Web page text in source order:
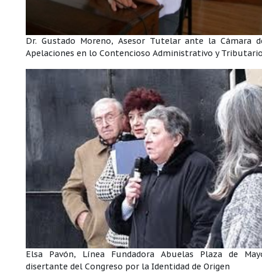
Dr. Gustado Moreno, Asesor Tutelar ante la Cámara
Apelaciones en lo Contencioso Administrativo y
Elsa Pavón, Línea Fundadora Abuelas Plaza de
disertante del Congreso por la Identidad de Origen